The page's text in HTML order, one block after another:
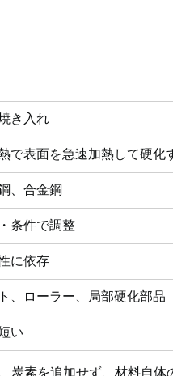
き入れ
で表面を急速加熱して硬化
、合金鋼
条件で調整
に依存
、ローラー、局部硬化部品
い
炭素を追加せず、材料自体